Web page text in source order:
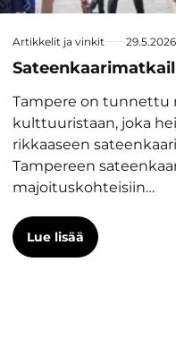
Artikkelit ja vinkit 29.5.2026
Tampere on tunnettu
kulttuuristaan, joka
rikkaaseen
Tampereen
majoituskohteisiin…
Lue lisää